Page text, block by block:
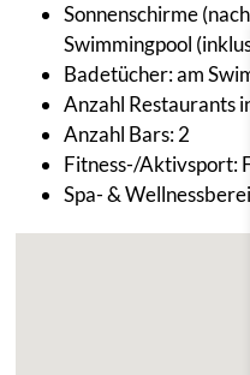
Sonnenschirme
Swimmingpool
Badetücher: am
Anzahl Restaurants
Anzahl Bars: 2
Fitness-/Aktivsport:
Spa- &